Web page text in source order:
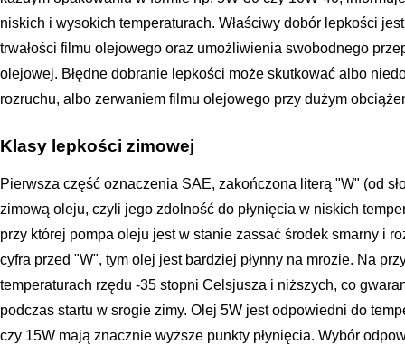
niskich i wysokich temperaturach. Właściwy dobór lepkości
trwałości filmu olejowego oraz umożliwienia swobodnego
olejowej. Błędne dobranie lepkości może skutkować albo
rozruchu, albo zerwaniem filmu olejowego przy dużym
Klasy lepkości zimowej
Pierwsza część oznaczenia SAE, zakończona literą "W" (od
zimową oleju, czyli jego zdolność do płynięcia w niskich
przy której pompa oleju jest w stanie zassać środek smarny i
cyfra przed "W", tym olej jest bardziej płynny na mrozie. Na
temperaturach rzędu -35 stopni Celsjusza i niższych, co
podczas startu w srogie zimy. Olej 5W jest odpowiedni do
czy 15W mają znacznie wyższe punkty płynięcia. Wybór